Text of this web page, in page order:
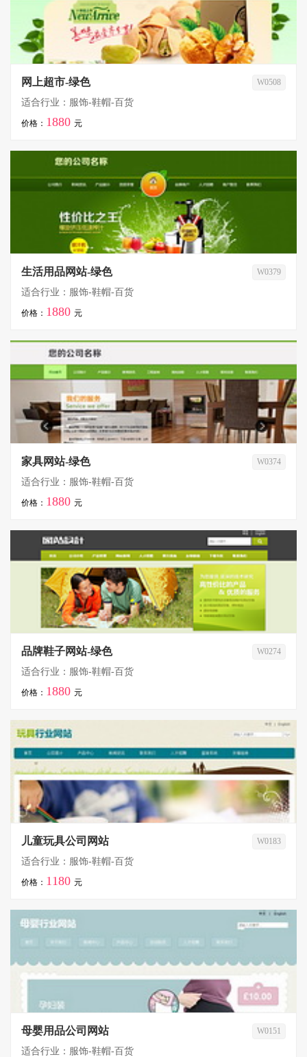
网上超市-绿色 W0508
适合行业：服饰-鞋帽-百货
价格： 1880 元
生活用品网站-绿色 W0379
适合行业：服饰-鞋帽-百货
价格： 1880 元
家具网站-绿色 W0374
适合行业：服饰-鞋帽-百货
价格： 1880 元
品牌鞋子网站-绿色 W0274
适合行业：服饰-鞋帽-百货
价格： 1880 元
儿童玩具公司网站 W0183
适合行业：服饰-鞋帽-百货
价格： 1180 元
母婴用品公司网站 W0151
适合行业：服饰-鞋帽-百货